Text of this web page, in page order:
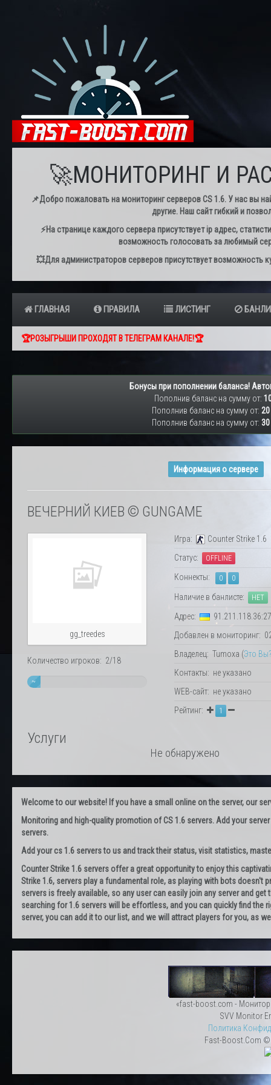
🚀МОНИТОРИНГ И
📌Добро пожаловать на мониторинг серверов CS 1.6. У нас вы
другие. Наш сайт гибкий и
⚡️На странице каждого сервера присутствует ip адрес,
возможность голосовать за любимый
💥Для администраторов серверов присутствует возможность
ГЛАВНАЯ ПРАВИЛА ЛИСТИНГ
🏆РОЗЫГРЫШИ ПРОХОДЯТ В ТЕЛЕГРАМ КАНАЛЕ!🏆
Бонусы при пополнении баланса!
Пополнив баланс на сумму от:
Пополнив баланс на сумму от:
Пополнив баланс на сумму от:
Информация о сервере
ВЕЧЕРНИЙ КИЕВ © GUNGAME
gg_treedes
Количество игроков: 2/18
~
Игра:
Counter Strike 1.6
Статус:
OFFLINE
Коннекты: 0 0
Наличие в банлисте: НЕТ
Адрес:
Добавлен в мониторинг:
Владелец: Tumoxa (Это
Контакты: не указано
WEB-сайт: не указано
Рейтинг:
1
Услуги
Не обнаружено
Welcome to our website! If you have a small online on the server, our
Monitoring and high-quality promotion of CS 1.6 servers. Add your
servers.
Add your cs 1.6 servers to us and track their status, visit statistics,
Counter Strike 1.6 servers offer a great opportunity to enjoy this
Strike 1.6, servers play a fundamental role, as playing with bots
servers is freely available, so any user can easily join any server and
searching for 1.6 servers will be effortless, and you can quickly find
server, you can add it to our list, and we will attract players for you, as
«fast-boost.com -
SVV Monitor
Политика
Fast-Boost.Com